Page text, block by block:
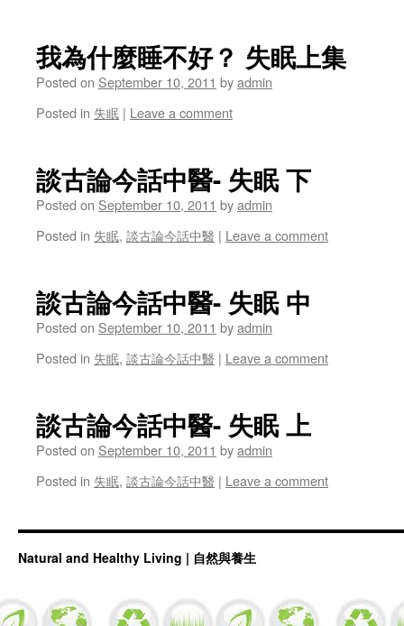
我為什麼睡不好？ 失眠上集
Posted on September 10, 2011 byadmin
Posted in 失眠 | Leave a comment
談古論今話中醫- 失眠 下
Posted on September 10, 2011 byadmin
Posted in 失眠, 談古論今話中醫 | Leave a comment
談古論今話中醫- 失眠 中
Posted on September 10, 2011 byadmin
Posted in 失眠, 談古論今話中醫 | Leave a comment
談古論今話中醫- 失眠 上
Posted on September 10, 2011 byadmin
Posted in 失眠, 談古論今話中醫 | Leave a comment
Natural and Healthy Living | 自然與養生